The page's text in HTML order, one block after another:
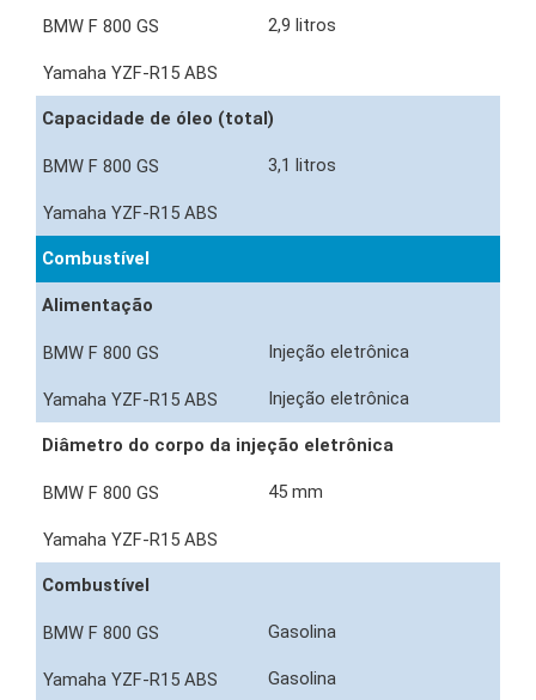
2,9 litros
Capacidade de óleo (total)
3,1 litros
Combustível
Alimentação
Injeção eletrônica
Injeção eletrônica
Diâmetro do corpo da injeção eletrônica
45 mm
Combustível
Gasolina
Gasolina